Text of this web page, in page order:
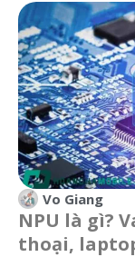
Vo Giang
NPU là gì?
thoại,